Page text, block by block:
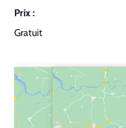
Prix :
Gratuit